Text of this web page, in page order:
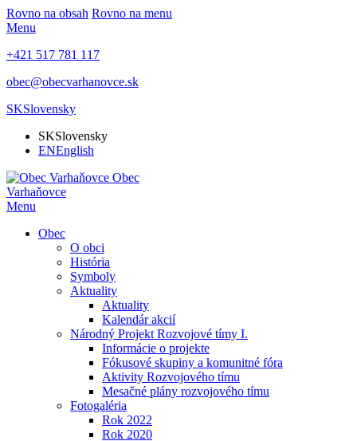
Rovno na obsah Rovno na menu
Menu
+421 517 781 117
obec@obecvarhanovce.sk
SKSlovensky
SKSlovensky
ENEnglish
Obec
Varhaňovce
Menu
Obec
O obci
História
Symboly
Aktuality
Aktuality
Kalendár akcií
Národný Projekt Rozvojové tímy I.
Informácie o projekte
Fókusové skupiny a komunitné fóra
Aktivity Rozvojového tímu
Mesačné plány rozvojového tímu
Fotogaléria
Rok 2022
Rok 2020